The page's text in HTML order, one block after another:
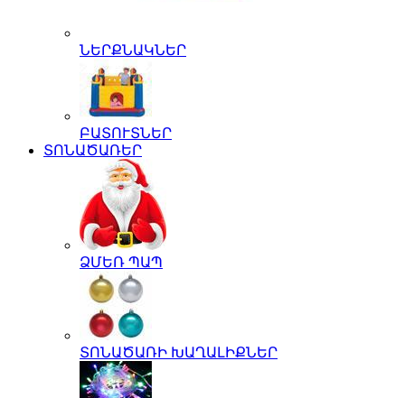
ՆԵՐՔՆԱԿՆԵՐ
ԲԱՏՈՒՏՆԵՐ
ՏՈՆԱԾԱՌԵՐ
ՁՄԵՌ ՊԱՊ
ՏՈՆԱԾԱՌԻ ԽԱՂԱԼԻՔՆԵՐ